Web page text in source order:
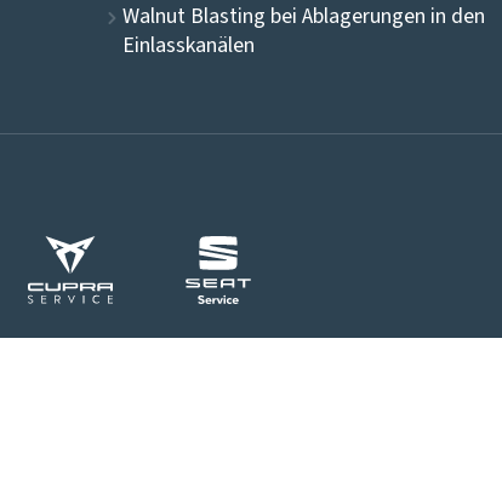
Walnut Blasting bei Ablagerungen in den
Einlasskanälen